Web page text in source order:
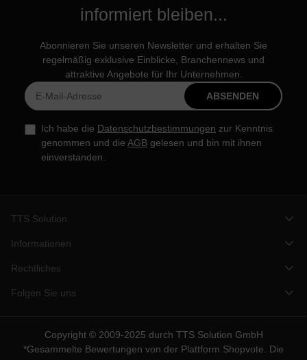
informiert bleiben...
Abonnieren Sie unseren Newsletter und erhalten Sie
regelmäßig exklusive Einblicke, Branchennews und
attraktive Angebote für Ihr Unternehmen.
ABSENDEN
Ich habe die Datenschutzbestimmungen zur Kenntnis
genommen und die AGB gelesen und bin mit ihnen
einverstanden.
TTS Solution
Informationen
Rechtliches
Folgen Sie uns
Copyright © 2009-2025 durch TTS Solution GmbH
*Gesammelte Bewertungen von der Plattform Shopvote . Die